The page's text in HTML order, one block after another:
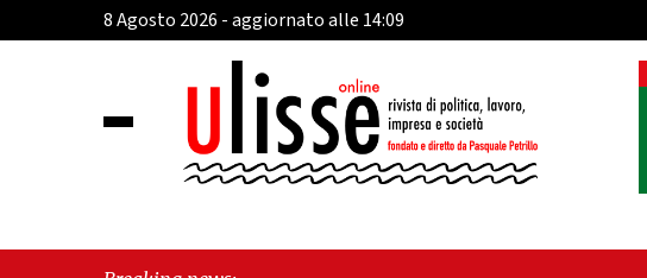
8 Agosto 2026 - aggiornato alle 14:09